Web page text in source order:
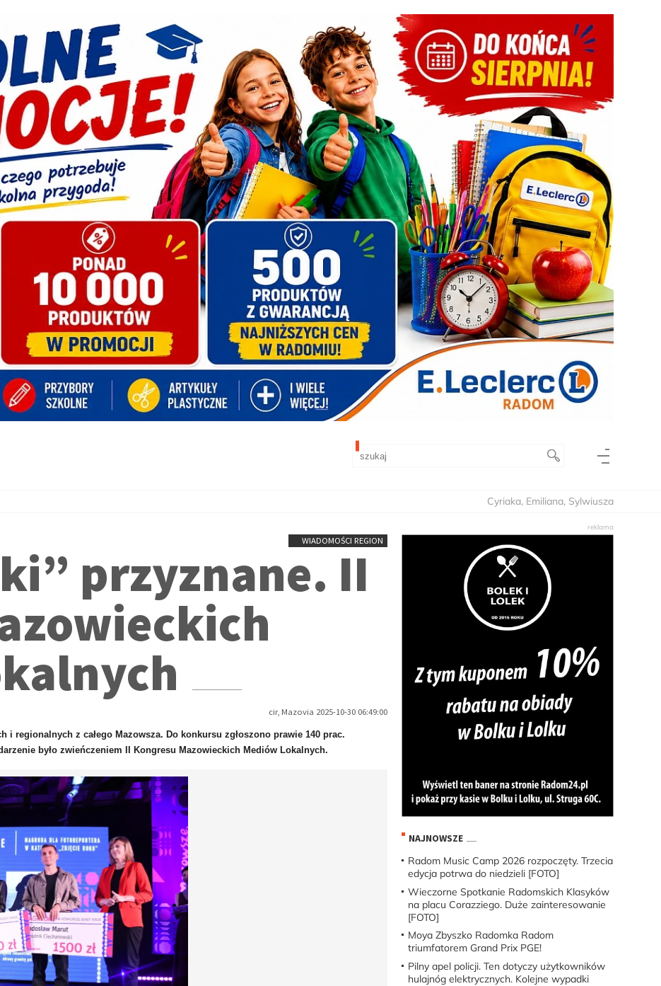
Cyriaka, Emiliana, Sylwiusza
WIADOMOŚCI REGION
przyznane. II
cir, Mazovia 2025-10-30 06:49:00
i regionalnych z całego Mazowsza. Do konkursu zgłoszono prawie 140 prac.
było zwieńczeniem II Kongresu Mazowieckich Mediów Lokalnych.
NAJNOWSZE
Radom Music Camp 2026 rozpoczęty. Trzecia
edycja potrwa do niedzieli [FOTO]
Wieczorne Spotkanie Radomskich Klasyków
na placu Corazziego. Duże zainteresowanie
[FOTO]
Moya Zbyszko Radomka Radom
triumfatorem Grand Prix PGE!
Pilny apel policji. Ten dotyczy użytkowników
hulajnóg elektrycznych. Kolejne wypadki